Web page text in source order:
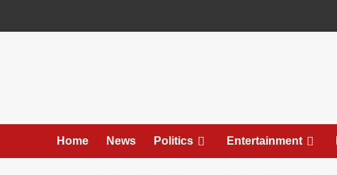
Home News Politics Entertainment